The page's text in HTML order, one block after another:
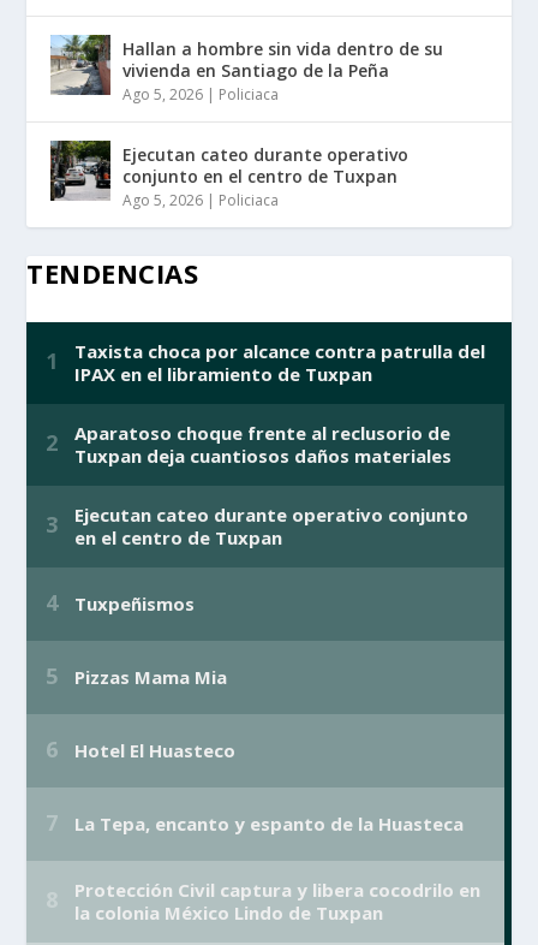
Hallan a hombre sin vida dentro de su
vivienda en Santiago de la Peña
Ago 5, 2026 | Policiaca
Ejecutan cateo durante operativo
conjunto en el centro de Tuxpan
Ago 5, 2026 | Policiaca
TENDENCIAS